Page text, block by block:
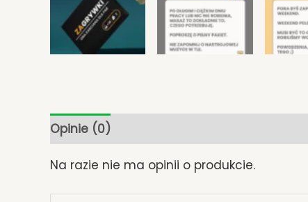
Opinie (0)
Na razie nie ma opinii o produkcie.